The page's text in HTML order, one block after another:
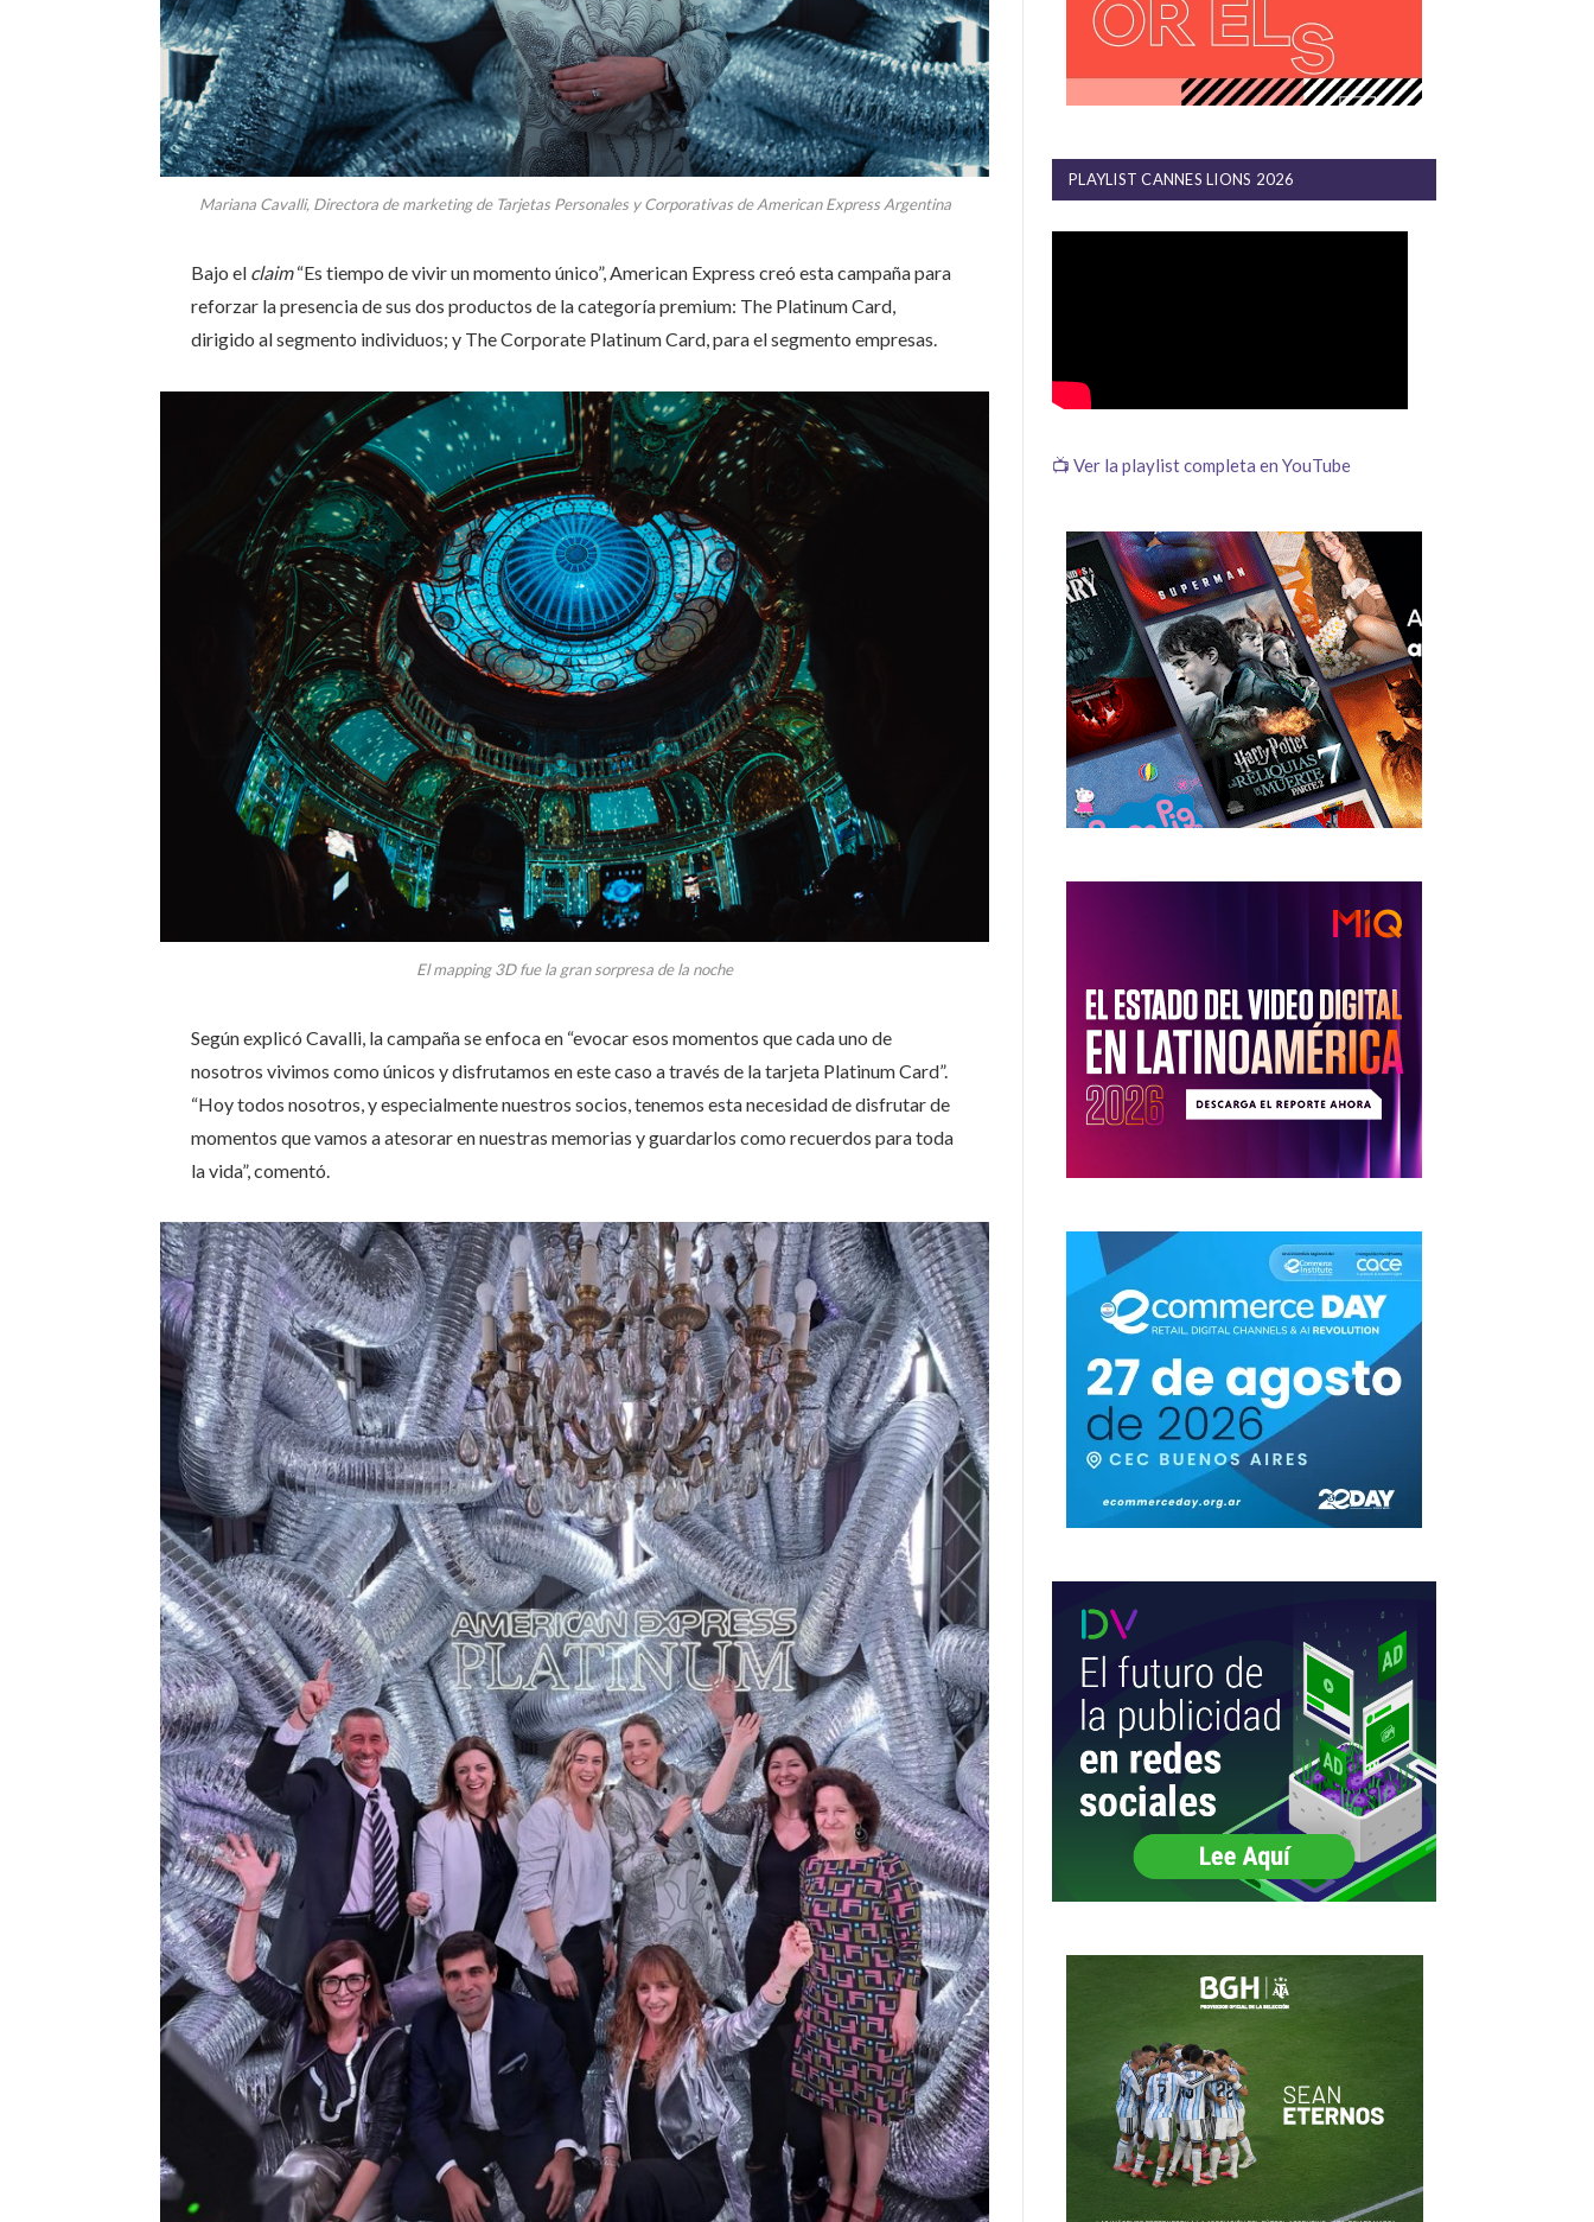
Mariana Cavalli, Directora de marketing de Tarjetas Personales y Corporativas de American Express Argentina
Bajo el claim“Es tiempo de vivir un momento único”, American Express creó esta campaña para
reforzar la presencia de sus dos productos de la categoría premium: The Platinum Card,
dirigido al segmento individuos; y The Corporate Platinum Card, para el segmento empresas.
El mapping 3D fue la gran sorpresa de la noche
Según explicó Cavalli, la campaña se enfoca en “evocar esos momentos que cada uno de
nosotros vivimos como únicos y disfrutamos en este caso a través de la tarjeta Platinum Card”.
“Hoy todos nosotros, y especialmente nuestros socios, tenemos esta necesidad de disfrutar de
momentos que vamos a atesorar en nuestras memorias y guardarlos como recuerdos para toda
la vida”, comentó.
PLAYLIST CANNES LIONS 2026
📺 Ver la playlist completa en YouTube